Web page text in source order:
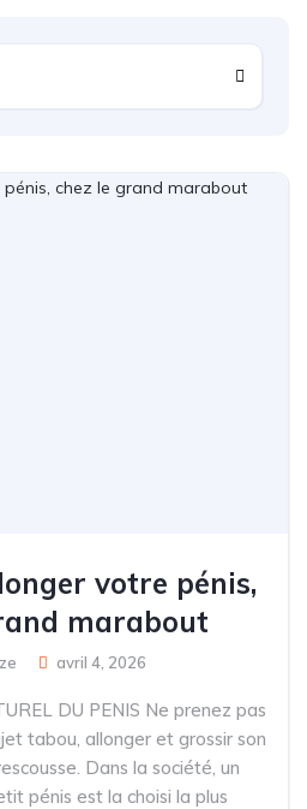
votre pénis,
marabout
avril 4, 2026
DU PENIS Ne prenez pas
tabou, allonger et grossir son
Dans la société, un
pénis est la choisi la plus